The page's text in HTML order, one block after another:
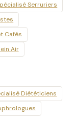
Serruriers
Cafés
Air
Diététiciens